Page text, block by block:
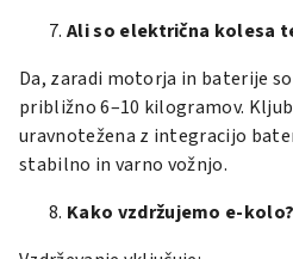
Ali so električna kolesa
Da, zaradi motorja in baterije
približno 6–10 kilogramov.
uravnotežena z integracijo
stabilno in varno vožnjo.
Kako vzdržujemo e-kolo?